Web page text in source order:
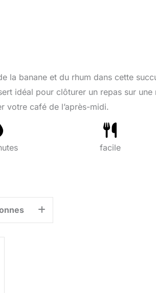
la banane et du rhum dans cette
idéal pour clôturer un repas sur une
votre café de l’après-midi.
facile